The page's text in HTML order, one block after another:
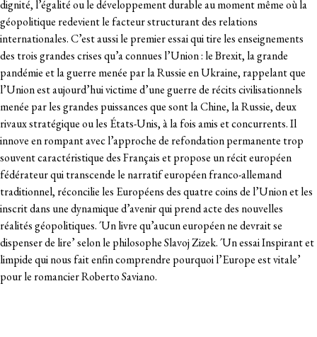
dignité, l’égalité ou le développement durable au moment même où la
géopolitique redevient le facteur structurant des relations
internationales. C’est aussi le premier essai qui tire les enseignements
des trois grandes crises qu’a connues l’Union : le Brexit, la grande
pandémie et la guerre menée par la Russie en Ukraine, rappelant que
l’Union est aujourd’hui victime d’une guerre de récits civilisationnels
menée par les grandes puissances que sont la Chine, la Russie, deux
rivaux stratégique ou les États-Unis, à la fois amis et concurrents. Il
innove en rompant avec l’approche de refondation permanente trop
souvent caractéristique des Français et propose un récit européen
fédérateur qui transcende le narratif européen franco-allemand
traditionnel, réconcilie les Européens des quatre coins de l’Union et les
inscrit dans une dynamique d’avenir qui prend acte des nouvelles
réalités géopolitiques. ´Un livre qu’aucun européen ne devrait se
dispenser de lire’ selon le philosophe Slavoj Zizek. ´Un essai Inspirant et
limpide qui nous fait enfin comprendre pourquoi l’Europe est vitale’
pour le romancier Roberto Saviano.